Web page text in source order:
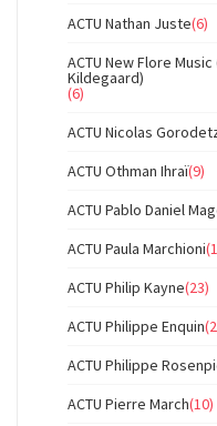
ACTU Nathan Juste(6)
ACTU New Flore
Kildegaard)
(6)
ACTU Nicolas
ACTU Othman Ihraï(9)
ACTU Pablo Daniel
ACTU Paula Marchioni
ACTU Philip Kayne(23)
ACTU Philippe Enquin
ACTU Philippe
ACTU Pierre March(10)